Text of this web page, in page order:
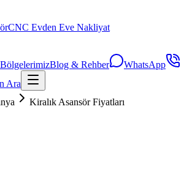
CNC Evden Eve Nakliyat
Blog & Rehber
WhatsApp
Ara
Kiralık Asansör Fiyatları